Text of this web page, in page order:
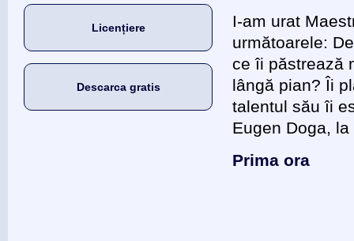
Licențiere
Descarca gratis
I-am urat
următoarele:
ce îi păstrează
lângă pian? Îi
talentul său îi
Eugen Doga,
Prima ora